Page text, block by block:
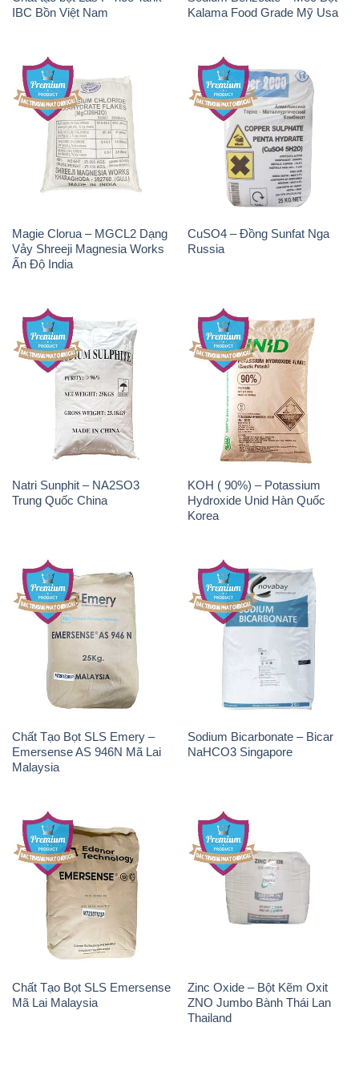
IBC Bồn Việt Nam
Kalama Food Grade Mỹ Usa
Magie Clorua – MGCL2 Dạng
Vảy Shreeji Magnesia Works
Ấn Độ India
CuSO4 – Đồng Sunfat Nga
Russia
Natri Sunphit – NA2SO3
Trung Quốc China
KOH ( 90%) – Potassium
Hydroxide Unid Hàn Quốc
Korea
Chất Tạo Bọt SLS Emery –
Emersense AS 946N Mã Lai
Malaysia
Sodium Bicarbonate – Bicar
NaHCO3 Singapore
Chất Tạo Bọt SLS Emersense
Mã Lai Malaysia
Zinc Oxide – Bột Kẽm Oxit
ZNO Jumbo Bành Thái Lan
Thailand